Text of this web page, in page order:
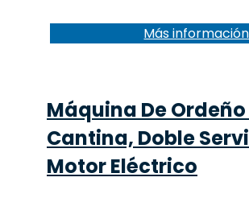
Más información
Máquina De
Cantina, Doble
Motor Eléctrico